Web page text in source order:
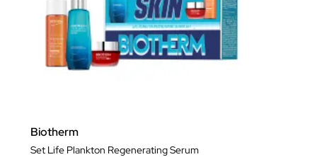
Biotherm
Set Life Plankton Regenerating Serum